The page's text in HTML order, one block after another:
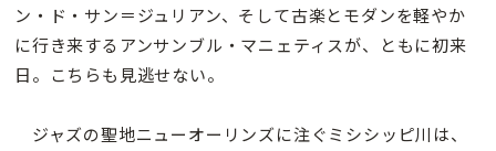
ン・ド・サン＝ジュリアン、そして古楽とモダンを軽やか
に行き来するアンサンブル・マニェティスが、ともに初来
日。こちらも見逃せない。
ジャズの聖地ニューオーリンズに注ぐミシシッピ川は、